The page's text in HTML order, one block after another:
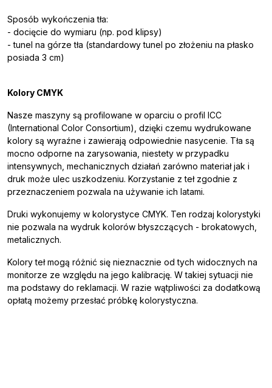
Sposób wykończenia tła:
- docięcie do wymiaru (np. pod klipsy)
- tunel na górze tła (standardowy tunel po złożeniu na płasko
posiada 3 cm)
Kolory CMYK
Nasze maszyny są profilowane w oparciu o profil ICC
(International Color Consortium), dzięki czemu wydrukowane
kolory są wyraźne i zawierają odpowiednie nasycenie. Tła są
mocno odporne na zarysowania, niestety w przypadku
intensywnych, mechanicznych działań zarówno materiał jak i
druk może ulec uszkodzeniu. Korzystanie z teł zgodnie z
przeznaczeniem pozwala na używanie ich latami.
Druki wykonujemy w kolorystyce CMYK. Ten rodzaj kolorystyki
nie pozwala na wydruk kolorów błyszczących - brokatowych,
metalicznych.
Kolory teł mogą różnić się nieznacznie od tych widocznych na
monitorze ze względu na jego kalibrację. W takiej sytuacji nie
ma podstawy do reklamacji. W razie wątpliwości za dodatkową
opłatą możemy przesłać próbkę kolorystyczna.